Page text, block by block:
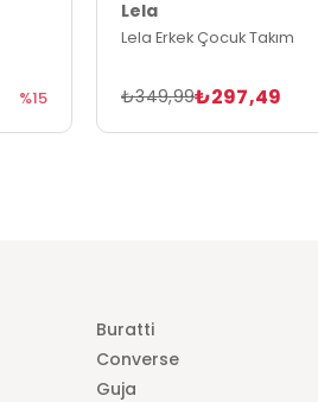
%15
Lela
Lela Erkek Çocuk Takım
₺297,49
₺349,99
Buratti
Converse
Guja